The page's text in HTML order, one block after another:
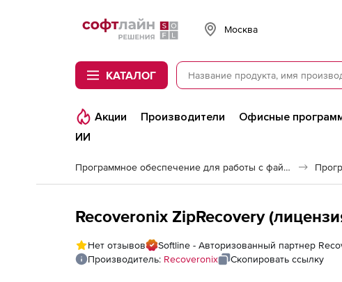
Softline
Москва
КАТАЛОГ
Акции Производители Офисные
ИИ
Программное обеспечение для работы с файлами и дисками
Recoveronix ZipRecovery
Нет отзывов
Softline - Авторизованный партнер
Производитель: Recoveronix Скопировать ссылку